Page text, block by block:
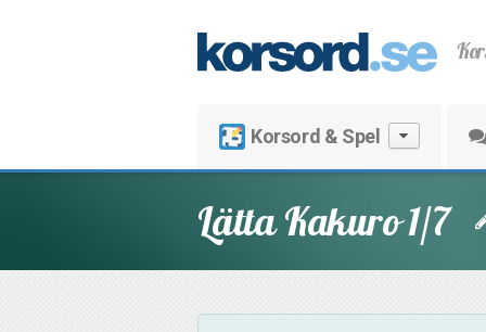
Korsord & Spel
Lätta Kakuro 1/7